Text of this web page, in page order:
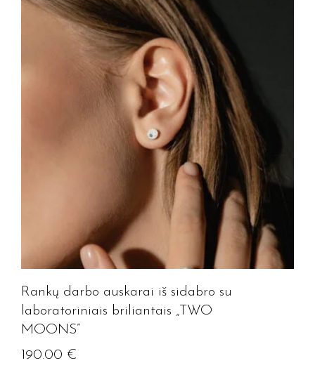
Rankų darbo auskarai iš sidabro su
laboratoriniais briliantais „TWO
MOONS”
190.00 €